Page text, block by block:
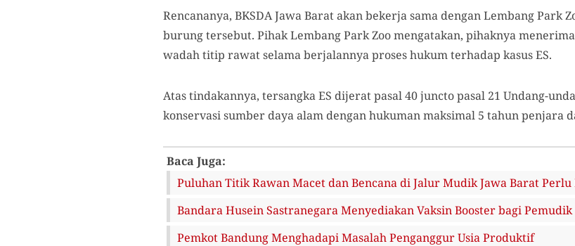
Rencananya, BKSDA Jawa Barat akan bekerja sama dengan Lembang Park
burung tersebut. Pihak Lembang Park Zoo mengatakan, pihaknya
wadah titip rawat selama berjalannya proses hukum terhadap kasus ES.
Atas tindakannya, tersangka ES dijerat pasal 40 juncto pasal 21 Undang-
konservasi sumber daya alam dengan hukuman maksimal 5 tahun penjara
Baca Juga:
Puluhan Titik Rawan Macet dan Bencana di Jalur Mudik Jawa Barat
Bandara Husein Sastranegara Menyediakan Vaksin Booster bagi Pemudik
Pemkot Bandung Menghadapi Masalah Penganggur Usia Produktif